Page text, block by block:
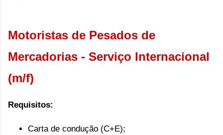
Motoristas de Pesados de
Mercadorias - Serviço Internacional
(m/f)
Requisitos:
Carta de condução (C+E);